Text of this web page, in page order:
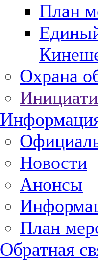
План
Охрана
Новости
Анонсы
План
Обратная